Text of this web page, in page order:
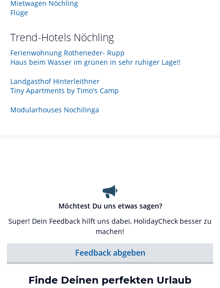
Mietwagen Nöchling
Flüge
Trend-Hotels Nöchling
Ferienwohnung Rotheneder- Rupp
Haus beim Wasser im grünen in sehr ruhiger Lage!!
Landgasthof Hinterleithner
Tiny Apartments by Timo's Camp
Modularhouses Nochilinga
Möchtest Du uns etwas sagen?
Super! Dein Feedback hilft uns dabei, HolidayCheck besser zu
machen!
Feedback abgeben
Finde Deinen perfekten Urlaub